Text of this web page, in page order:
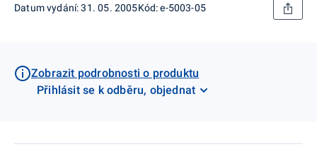
Datum vydání: 31. 05. 2005Kód: e-5003-05
Zobrazit podrobnosti o produktu
Přihlásit se k odběru, objednat